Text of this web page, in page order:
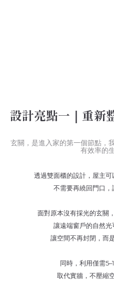
設計亮點一｜重新
玄關，是進入家的第一個節點，
有效率的
透過雙面櫃的設計，屋主
不需要再繞回門口
面對原本沒有採光的玄關
讓遠端窗戶的自然
讓空間不再封閉，而
同時，利用僅需
取代實牆，不壓縮